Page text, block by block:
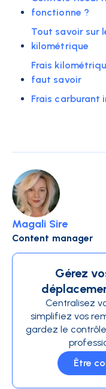
fonctionne ?
Tout savoir sur
kilométrique
Frais
faut savoir
Frais carburant
Magali Sire
Content manager
Gérez
Centralisez
simplifiez vos
gardez le
Être